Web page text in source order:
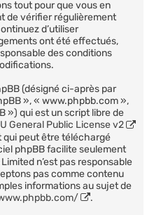
tout pour que vous en
de vérifier régulièrement
d’utiliser
ont été effectués,
des conditions
(désigné ci-après par
», « www.phpbb.com »,
») qui est un script libre de
General Public License v2
qui peut être téléchargé
phpBB facilite seulement
n’est pas responsable
pas comme contenu
informations au sujet de
.